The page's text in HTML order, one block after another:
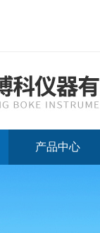
产品中心